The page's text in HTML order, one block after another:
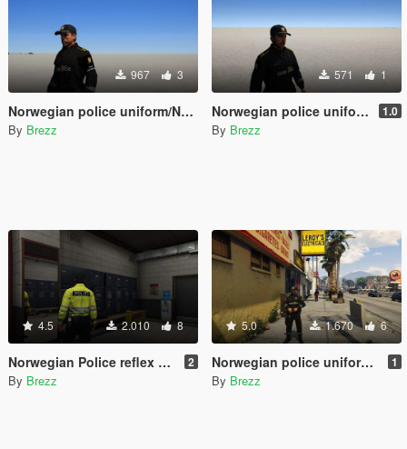
967 3
Norwegian police uniform/Norsk politi uniform Innsatsleder
By Brezz
571 1
Norwegian police uniform/ Norsk politi uniform ordenstjenesten 1.0
By Brezz
4.5 2.010 8
Norwegian Police reflex uniform/Norsk politi refleks uniform 2
By Brezz
5.0 1.670 6
Norwegian police uniform/ Norsk politi uniform 1
By Brezz